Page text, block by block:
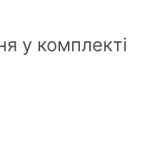
у комплекті